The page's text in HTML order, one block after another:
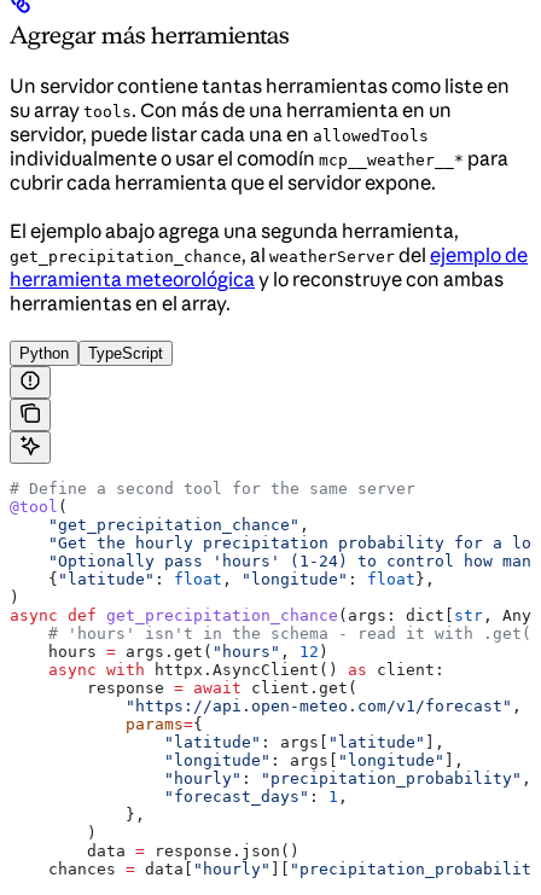
Agregar más herramientas
Un servidor contiene tantas herramientas como liste en
su array tools. Con más de una herramienta en un
servidor, puede listar cada una en allowedTools
individualmente o usar el comodín mcp__weather__* para
cubrir cada herramienta que el servidor expone.
El ejemplo abajo agrega una segunda herramienta,
get_precipitation_chance, al weatherServer del ejemplo de
herramienta meteorológicay lo reconstruye con ambas
herramientas en el array.
Python TypeScript
# Define a second tool for the same server
@tool (
    "get_precipitation_chance"
,
"Get the hourly precipitation probability for a
"Optionally pass 'hours' (1-24) to control how
    {
"latitude" : float , "longitude" : float },
)
async def get_precipitation_chance ( args : dict[ str ,
# 'hours' isn't in the schema - read it with
    hours
= args.get( "hours" , 12 )
    async
with httpx.AsyncClient() as client:
        response
= await client.get(
            "https://api.open-meteo.com/v1/forecast"
,
            params
={
                "latitude"
: args[ "latitude"
],
                "longitude"
: args[ "longitude"
],
                "hourly"
: "precipitation_probability" ,
                "forecast_days"
: 1 ,
            },
        )
        data
= response.json()
    chances
= data[ "hourly"